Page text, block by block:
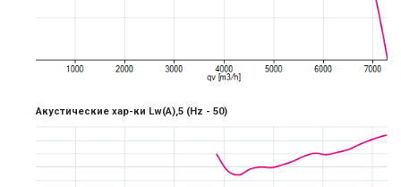
Акустические хар-ки Lw(A),5 (Hz - 50)